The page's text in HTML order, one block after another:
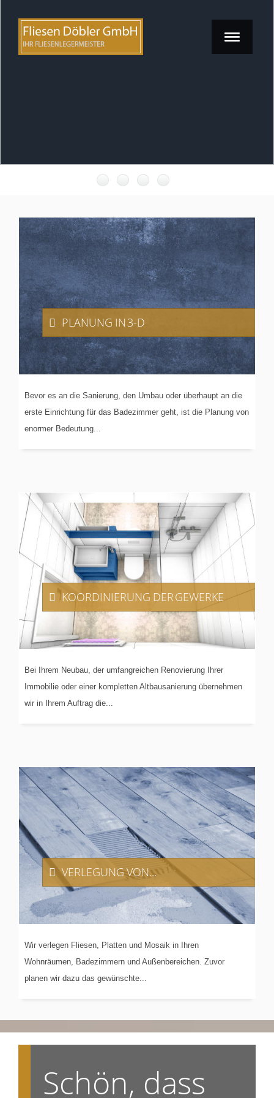
PLANUNG IN 3-D
Bevor es an die Sanierung, den Umbau oder überhaupt an die
erste Einrichtung für das Badezimmer geht, ist die Planung von
enormer Bedeutung...
KOORDINIERUNG DER GEWERKE
Bei Ihrem Neubau, der umfangreichen Renovierung Ihrer
Immobilie oder einer kompletten Altbausanierung übernehmen
wir in Ihrem Auftrag die...
VERLEGUNGVON...
Wir verlegen Fliesen, Platten und Mosaik in Ihren
Wohnräumen, Badezimmern und Außenbereichen. Zuvor
planen wir dazu das gewünschte...
Schön, dass